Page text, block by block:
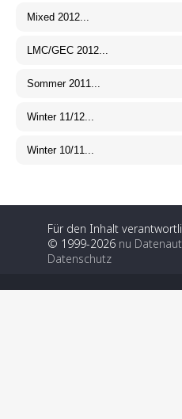
Für den Inhalt
© 1999-2026 nu
Datenschutz